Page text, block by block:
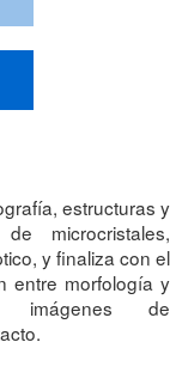
estructuras y
microcristales,
y finaliza con el
entre morfología y
imágenes de